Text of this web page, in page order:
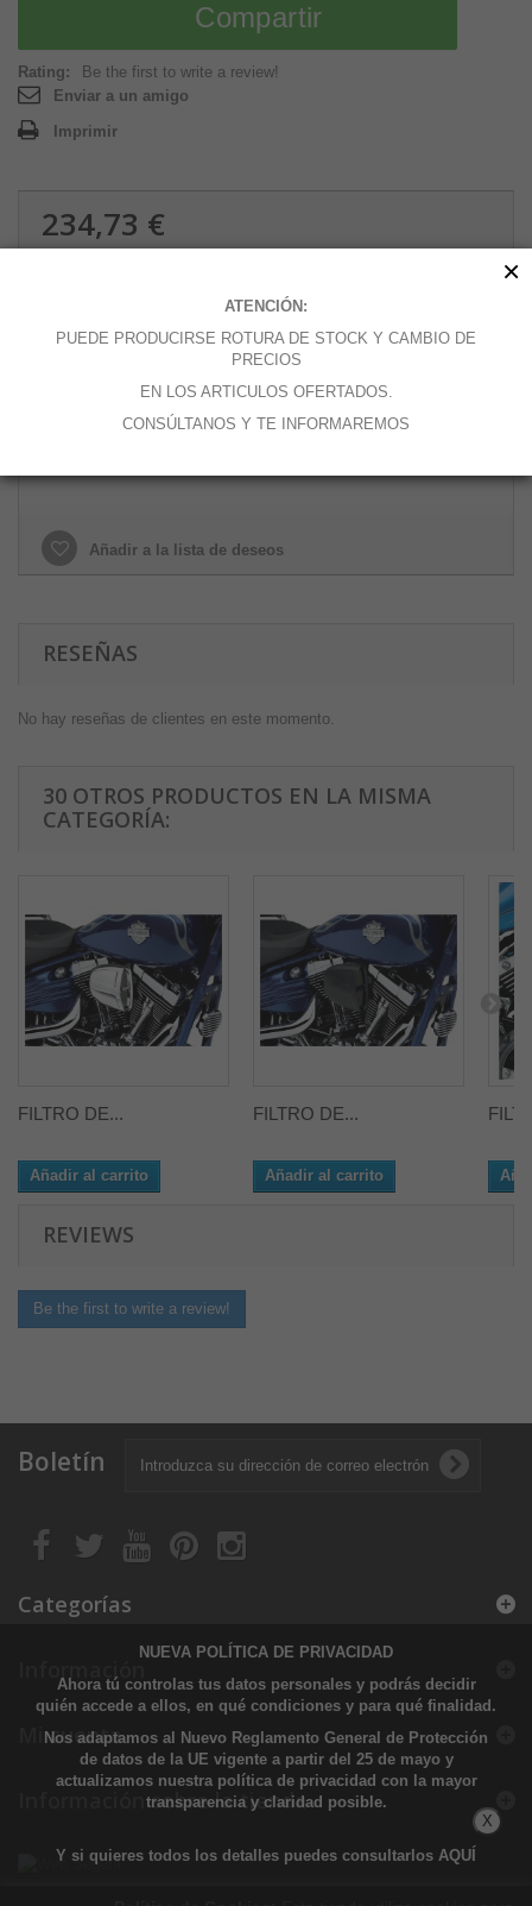
Compartir
Rating:
Be the first to write a review!
Enviar a un amigo
Imprimir
234,73 €
Añadir a la lista de deseos
RESEÑAS
No hay reseñas de clientes en este momento.
30 OTROS PRODUCTOS EN LA MISMA
CATEGORÍA:
FILTRO DE...
Añadir al carrito
FILTRO DE...
Añadir al carrito
REVIEWS
Be the first to write a review!
Boletín
Categorías
Información
Mi cuenta
Información sobre la tienda
NUEVA POLÍTICA DE PRIVACIDAD
Ahora tú controlas tus datos personales y podrás decidir
quién accede a ellos, en qué condiciones y para qué finalidad.
Nos adaptamos al Nuevo Reglamento General de Protección
de datos de la UE vigente a partir del 25 de mayo y
actualizamos nuestra política de privacidad con la mayor
transparencia y claridad posible.
Y si quieres todos los detalles puedes consultarlos AQUÍ
X
ATENCIÓN:
PUEDE PRODUCIRSE ROTURA DE STOCK Y CAMBIO DE
PRECIOS
EN LOS ARTICULOS OFERTADOS.
CONSÚLTANOS Y TE INFORMAREMOS
×